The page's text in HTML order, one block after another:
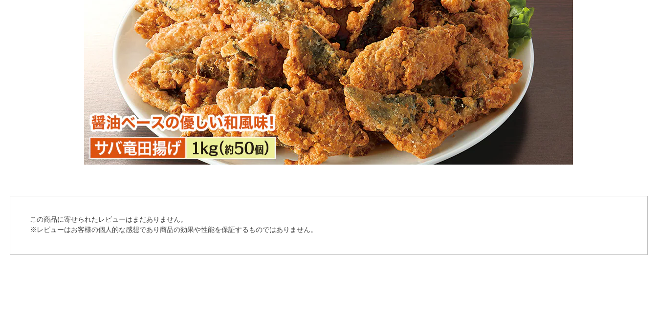
この商品に寄せられたレビューはまだありません。
※レビューはお客様の個人的な感想であり商品の効果や性能を保証するものではありません。